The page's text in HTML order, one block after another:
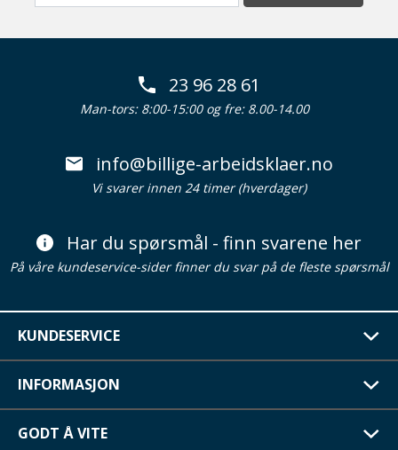
23 96 28 61
Man-tors: 8:00-15:00 og fre: 8.00-14.00
info@billige-arbeidsklaer.no
Vi svarer innen 24 timer (hverdager)
Har du spørsmål - finn svarene her
På våre kundeservice-sider finner du svar på de fleste spørsmål
KUNDESERVICE
INFORMASJON
GODT Å VITE